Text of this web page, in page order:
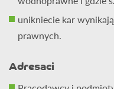
unikniecie kar
prawnych.
Adresaci